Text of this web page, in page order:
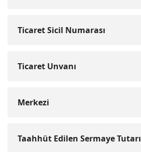
Ticaret Sicil Numarası
Ticaret Unvanı
Merkezi
Taahhüt Edilen Sermaye Tutarı